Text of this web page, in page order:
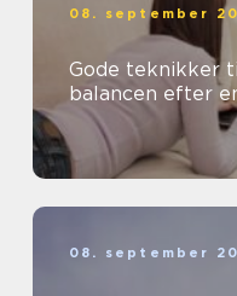
08. september
Gode teknikker
balancen efter
08. september